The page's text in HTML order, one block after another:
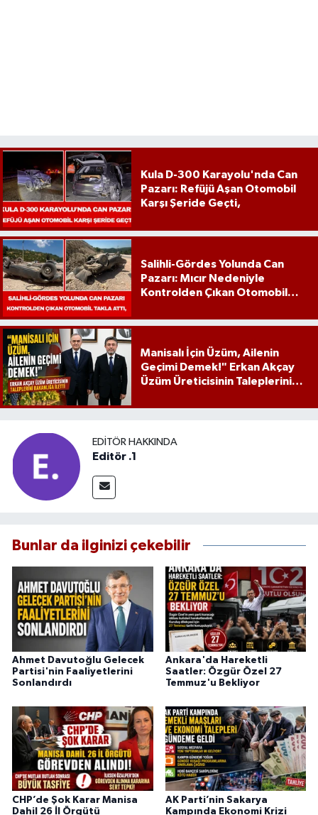
Kula D-300 Karayolu'nda Can
Pazarı: Refüjü Aşan Otomobil
Karşı Şeride Geçti,
Salihli-Gördes Yolunda Can
Pazarı: Mıcır Nedeniyle
Kontrolden Çıkan Otomobil
Manisalı İçin Üzüm, Ailenin
Geçimi Demek!" Erkan Akçay
Üzüm Üreticisinin Taleplerini
EDITÖR HAKKINDA
Editör .1
Bunlar da ilginizi çekebilir
Ahmet Davutoğlu Gelecek
Partisi'nin Faaliyetlerini
Sonlandırdı
Ankara'da Hareketli
Saatler: Özgür Özel 27
Temmuz'u Bekliyor
CHP’de Şok Karar Manisa
Dahil 26 İl Örgütü
AK Parti’nin Sakarya
Kampında Ekonomi Krizi